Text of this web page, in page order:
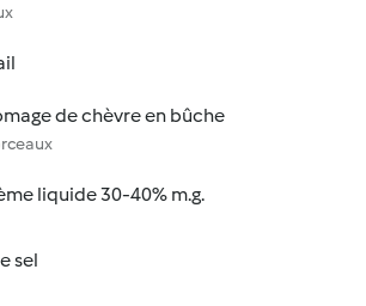
de chèvre en bûche
liquide 30-40% m.g.
sel